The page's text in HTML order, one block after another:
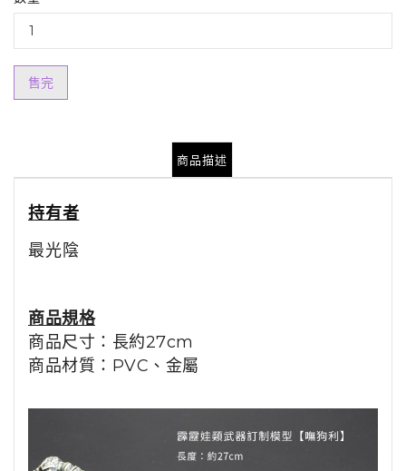
售完
商品描述
持有者
最光陰
商品規格
商品尺寸：長約27cm
商品材質：PVC、金屬